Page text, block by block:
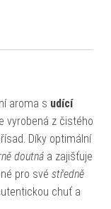
aroma s udící
vyrobená z čistého
Díky optimální
doutná a zajišťuje
pro své středně
chuť a